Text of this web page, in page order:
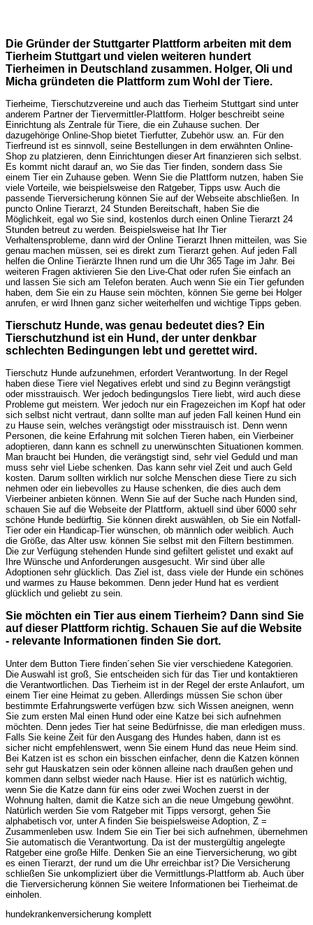
Die Gründer der Stuttgarter Plattform arbeiten mit dem
Tierheim Stuttgart und vielen weiteren hundert
Tierheimen in Deutschland zusammen. Holger, Oli und
Micha gründeten die Plattform zum Wohl der Tiere.
Tierheime, Tierschutzvereine und auch das Tierheim Stuttgart sind unter
anderem Partner der Tiervermittler-Plattform. Holger beschreibt seine
Einrichtung als Zentrale für Tiere, die ein Zuhause suchen. Der
dazugehörige Online-Shop bietet Tierfutter, Zubehör usw. an. Für den
Tierfreund ist es sinnvoll, seine Bestellungen in dem erwähnten Online-
Shop zu platzieren, denn Einrichtungen dieser Art finanzieren sich selbst.
Es kommt nicht darauf an, wo Sie das Tier finden, sondern dass Sie
einem Tier ein Zuhause geben. Wenn Sie die Plattform nutzen, haben Sie
viele Vorteile, wie beispielsweise den Ratgeber, Tipps usw. Auch die
passende Tierversicherung können Sie auf der Webseite abschließen. In
puncto Online Tierarzt, 24 Stunden Bereitschaft, haben Sie die
Möglichkeit, egal wo Sie sind, kostenlos durch einen Online Tierarzt 24
Stunden betreut zu werden. Beispielsweise hat Ihr Tier
Verhaltensprobleme, dann wird der Online Tierarzt Ihnen mitteilen, was Sie
genau machen müssen, sei es direkt zum Tierarzt gehen. Auf jeden Fall
helfen die Online Tierärzte Ihnen rund um die Uhr 365 Tage im Jahr. Bei
weiteren Fragen aktivieren Sie den Live-Chat oder rufen Sie einfach an
und lassen Sie sich am Telefon beraten. Auch wenn Sie ein Tier gefunden
haben, dem Sie ein zu Hause sein möchten, können Sie gerne bei Holger
anrufen, er wird Ihnen ganz sicher weiterhelfen und wichtige Tipps geben.
Tierschutz Hunde, was genau bedeutet dies? Ein
Tierschutzhund ist ein Hund, der unter denkbar
schlechten Bedingungen lebt und gerettet wird.
Tierschutz Hunde aufzunehmen, erfordert Verantwortung. In der Regel
haben diese Tiere viel Negatives erlebt und sind zu Beginn verängstigt
oder misstrauisch. Wer jedoch bedingungslos Tiere liebt, wird auch diese
Probleme gut meistern. Wer jedoch nur ein Fragezeichen im Kopf hat oder
sich selbst nicht vertraut, dann sollte man auf jeden Fall keinen Hund ein
zu Hause sein, welches verängstigt oder misstrauisch ist. Denn wenn
Personen, die keine Erfahrung mit solchen Tieren haben, ein Vierbeiner
adoptieren, dann kann es schnell zu unerwünschten Situationen kommen.
Man braucht bei Hunden, die verängstigt sind, sehr viel Geduld und man
muss sehr viel Liebe schenken. Das kann sehr viel Zeit und auch Geld
kosten. Darum sollten wirklich nur solche Menschen diese Tiere zu sich
nehmen oder ein liebevolles zu Hause schenken, die dies auch dem
Vierbeiner anbieten können. Wenn Sie auf der Suche nach Hunden sind,
schauen Sie auf die Webseite der Plattform, aktuell sind über 6000 sehr
schöne Hunde bedürftig. Sie können direkt auswählen, ob Sie ein Notfall-
Tier oder ein Handicap-Tier wünschen, ob männlich oder weiblich. Auch
die Größe, das Alter usw. können Sie selbst mit den Filtern bestimmen.
Die zur Verfügung stehenden Hunde sind gefiltert gelistet und exakt auf
Ihre Wünsche und Anforderungen ausgesucht. Wir sind über alle
Adoptionen sehr glücklich. Das Ziel ist, dass viele der Hunde ein schönes
und warmes zu Hause bekommen. Denn jeder Hund hat es verdient
glücklich und geliebt zu sein.
Sie möchten ein Tier aus einem Tierheim? Dann sind Sie
auf dieser Plattform richtig. Schauen Sie auf die Website
- relevante Informationen finden Sie dort.
Unter dem Button Tiere finden´sehen Sie vier verschiedene Kategorien.
Die Auswahl ist groß, Sie entscheiden sich für das Tier und kontaktieren
die Verantwortlichen. Das Tierheim ist in der Regel der erste Anlaufort, um
einem Tier eine Heimat zu geben. Allerdings müssen Sie schon über
bestimmte Erfahrungswerte verfügen bzw. sich Wissen aneignen, wenn
Sie zum ersten Mal einen Hund oder eine Katze bei sich aufnehmen
möchten. Denn jedes Tier hat seine Bedürfnisse, die man erledigen muss.
Falls Sie keine Zeit für den Ausgang des Hundes haben, dann ist es
sicher nicht empfehlenswert, wenn Sie einem Hund das neue Heim sind.
Bei Katzen ist es schon ein bisschen einfacher, denn die Katzen können
sehr gut Hauskatzen sein oder können alleine nach draußen gehen und
kommen dann selbst wieder nach Hause. Hier ist es natürlich wichtig,
wenn Sie die Katze dann für eins oder zwei Wochen zuerst in der
Wohnung halten, damit die Katze sich an die neue Umgebung gewöhnt.
Natürlich werden Sie vom Ratgeber mit Tipps versorgt, gehen Sie
alphabetisch vor, unter A finden Sie beispielsweise Adoption, Z =
Zusammenleben usw. Indem Sie ein Tier bei sich aufnehmen, übernehmen
Sie automatisch die Verantwortung. Da ist der mustergültig angelegte
Ratgeber eine große Hilfe. Denken Sie an eine Tierversicherung, wo gibt
es einen Tierarzt, der rund um die Uhr erreichbar ist? Die Versicherung
schließen Sie unkompliziert über die Vermittlungs-Plattform ab. Auch über
die Tierversicherung können Sie weitere Informationen bei Tierheimat.de
einholen.
hundekrankenversicherung komplett